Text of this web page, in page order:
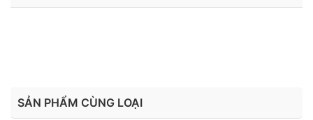
SẢN PHẨM CÙNG LOẠI